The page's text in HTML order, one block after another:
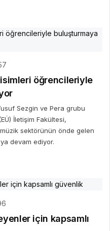
öğrencileriyle
Sezgin ve Pera grubu
İletişim Fakültesi,
sektörünün önde gelen
devam ediyor.
için kapsamlı